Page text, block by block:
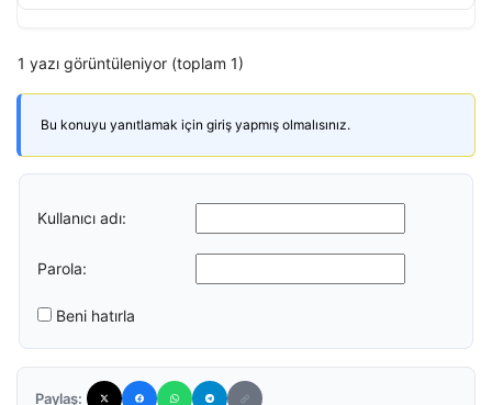
1 yazı görüntüleniyor (toplam 1)
Bu konuyu yanıtlamak için giriş yapmış olmalısınız.
Kullanıcı adı:
Parola:
Beni hatırla
Paylaş: